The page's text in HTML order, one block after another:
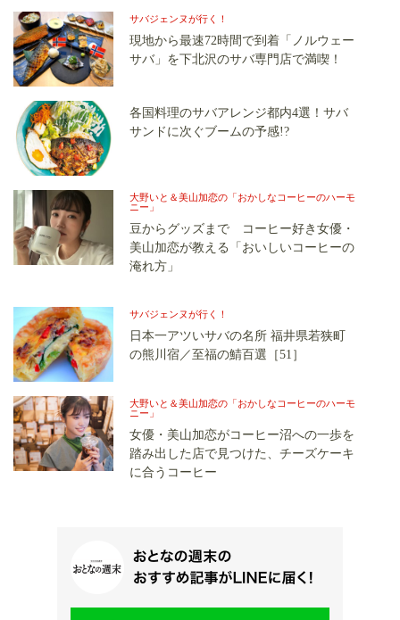
サバジェンヌが行く！
現地から最速72時間で到着「ノルウェー
サバ」を下北沢のサバ専門店で満喫！
各国料理のサバアレンジ都内4選！サバ
サンドに次ぐブームの予感!?
大野いと＆美山加恋の「おかしなコーヒーのハーモ
ニー」
豆からグッズまで コーヒー好き女優・
美山加恋が教える「おいしいコーヒーの
淹れ方」
サバジェンヌが行く！
日本一アツいサバの名所 福井県若狭町
の熊川宿／至福の鯖百選［51］
大野いと＆美山加恋の「おかしなコーヒーのハーモ
ニー」
女優・美山加恋がコーヒー沼への一歩を
踏み出した店で見つけた、チーズケーキ
に合うコーヒー